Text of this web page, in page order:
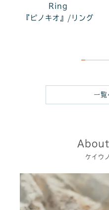
Ring
『ピノキオ』/リング
一覧
ケイウ